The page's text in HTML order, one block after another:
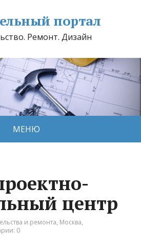
портал
Ремонт. Дизайн
МЕНЮ
центр
и ремонта, Москва,
0